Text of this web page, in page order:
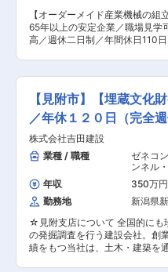
【オーダーメイド産業機械の組
65年以上の安定企業／職場見学
高／週休二日制／年間休日110日】 ■業務内容
きます。工場内での組立だけで
地設置やトラブル対応にも関わ
構造理解を深めながらモノづく
ルを発揮できるポジションです
内容＞ ・設計図をもとにした産
（部品の組付け、配線、動作調
検収業務（仕様通りかの確認お
修正） ・お客様先での機械設置
品後の故障・トラブル発生時の
ス対応 ・業務で必要な車両の運
・安全管理および作業効率向上
■組織環境 就業場所には38名が
す。部門をまたいで連携しなが
土があります。 ■キャリア 入社後は現場での
OJTを通じて業務を習得し、オ
組立・据付・メンテナンスのス
【見附市】【埋蔵文化
／年休１２０日（完全
０Ｈ程度
株式会社吉田建設
業種 / 職種
ゼネコ
ンネル
湾・造
年収 350万円
勤務地
新潟県
☆見附支店について 全国的にも
の発掘調査を行う建設会社。創
績をもつ当社は、土木・建築を